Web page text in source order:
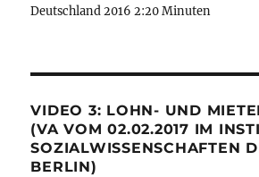
Deutschland 2016 2:20 Minuten
VIDEO 3: LOHN- UND
(VA VOM 02.02.2017 IM
SOZIALWISSENSCHAFTEN
BERLIN)